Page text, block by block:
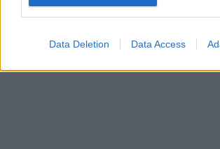
Data Deletion Data Access